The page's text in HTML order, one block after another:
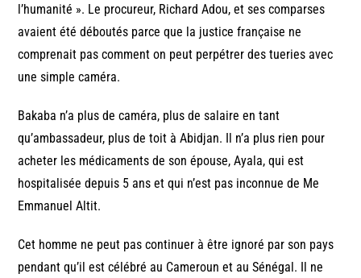
l’humanité ». Le procureur, Richard Adou, et ses comparses
avaient été déboutés parce que la justice française ne
comprenait pas comment on peut perpétrer des tueries avec
une simple caméra.
Bakaba n’a plus de caméra, plus de salaire en tant
qu’ambassadeur, plus de toit à Abidjan. Il n’a plus rien pour
acheter les médicaments de son épouse, Ayala, qui est
hospitalisée depuis 5 ans et qui n’est pas inconnue de Me
Emmanuel Altit.
Cet homme ne peut pas continuer à être ignoré par son pays
pendant qu’il est célébré au Cameroun et au Sénégal. Il ne